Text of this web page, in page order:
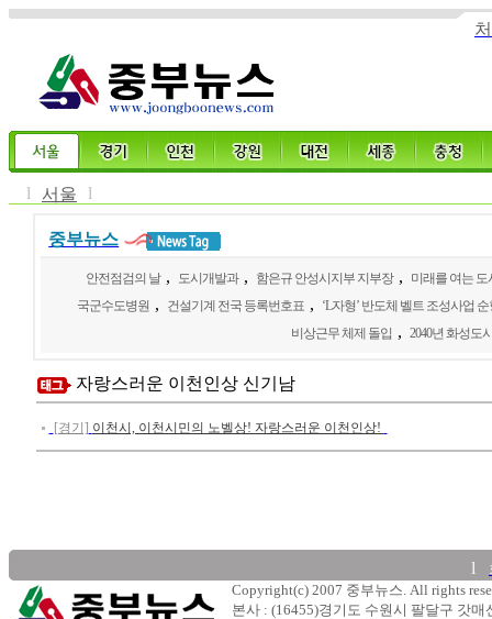
l 서울 l
중부뉴스
안전점검의 날 , 도시개발과 , 함은규 안성시지부 지부장 ,
미래를 여는 도
국군수도병원 , 건설기계 전국 등록번호표 ,
‘L자형’ 반도체 벨트 조성사업 순
비상근무 체제 돌입 , 2040년 화성도
자랑스러운 이천인상 신기남
[경기] 이천시, 이천시민의 노벨상! 자랑스러운 이천인상!
l
Copyright(c) 2007 중부뉴스. All rights
본사 : (16455)경기도 수원시 팔달구 갓